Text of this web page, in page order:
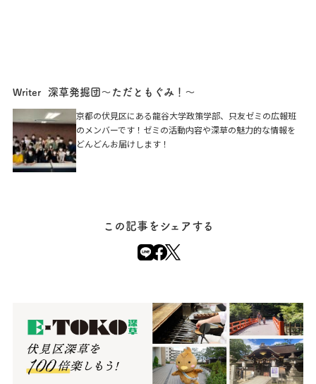
Writer 深草発掘団〜ただともぐみ！〜
京都の伏見区にある龍谷大学政策学部、只友ゼミの広報班
のメンバーです！ゼミの活動内容や深草の魅力的な情報を
どんどんお届けします！
この記事をシェアする